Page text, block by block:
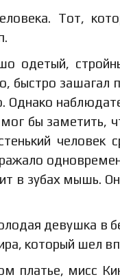
Тот,
одетый,
быстро зашагал
Однако
бы заметить,
человек
в зубах мышь. Он
девушка в
который шел
платье, мисс